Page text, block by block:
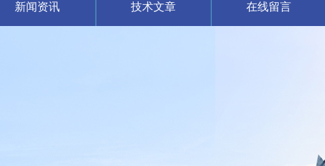
新闻资讯 技术文章 在线留言